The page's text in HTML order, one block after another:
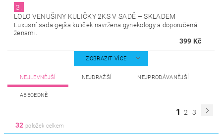
3.
LOLO VENUŠINY KULIČKY 2KS V SADĚ –SKLADEM
Luxusní sada gejša kuliček navržena gynekology a doporučená
ženami.
399 Kč
ZOBRAZIT VÍCE
NEJLEVNĚJŠÍ NEJDRAŽŠÍ NEJPRODÁVANĚJŠÍ
ABECEDNĚ
1 2
3
32 položek celkem